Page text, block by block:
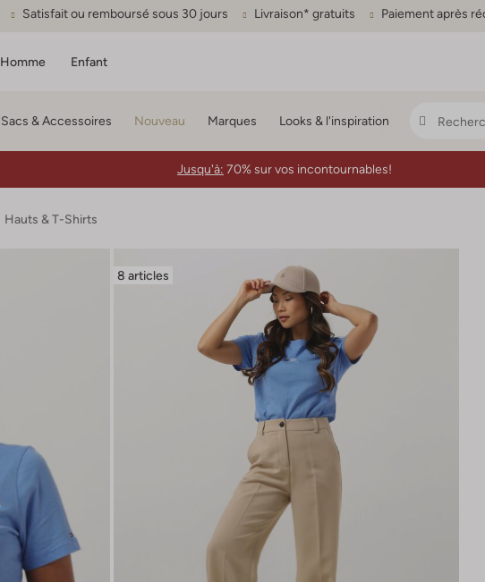
Satisfait ou remboursé sous 30 jours Livraison* gratuits Paiement après
Homme Enfant
Sacs & Accessoires Nouveau Marques Looks & l'inspiration
Jusqu'à: 70% sur vos incontournables!
Hauts & T-Shirts
8 articles